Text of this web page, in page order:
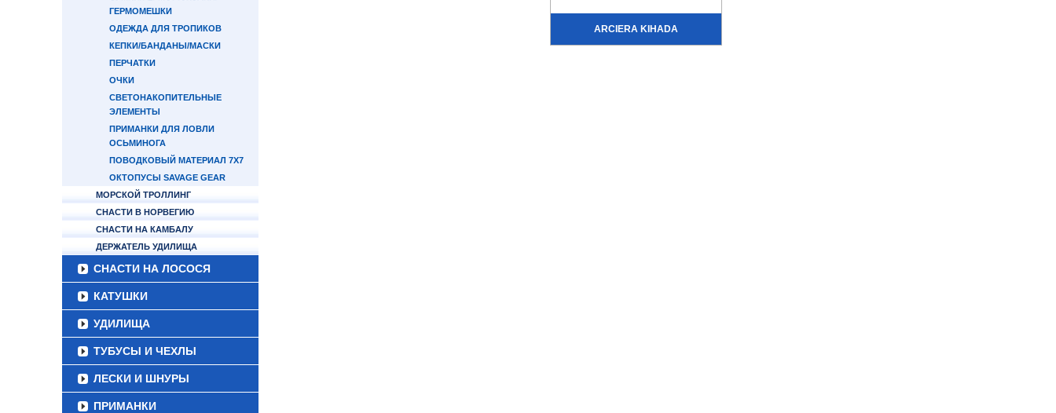
ГЕРМОМЕШКИ
ОДЕЖДА ДЛЯ ТРОПИКОВ
КЕПКИ/БАНДАНЫ/МАСКИ
ПЕРЧАТКИ
ОЧКИ
СВЕТОНАКОПИТЕЛЬНЫЕ
ЭЛЕМЕНТЫ
ПРИМАНКИ ДЛЯ ЛОВЛИ
ОСЬМИНОГА
ПОВОДКОВЫЙ МАТЕРИАЛ 7Х7
ОКТОПУСЫ SAVAGE GEAR
МОРСКОЙ ТРОЛЛИНГ
СНАСТИ В НОРВЕГИЮ
СНАСТИ НА КАМБАЛУ
ДЕРЖАТЕЛЬ УДИЛИЩА
СНАСТИ НА ЛОСОСЯ
КАТУШКИ
УДИЛИЩА
ТУБУСЫ И ЧЕХЛЫ
ЛЕСКИ И ШНУРЫ
ПРИМАНКИ
ARCIERA KIHADA